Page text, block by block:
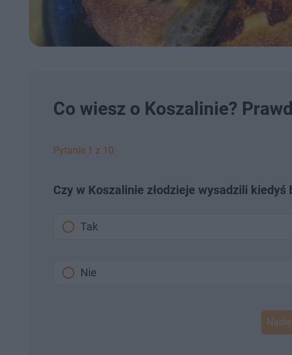
Co wiesz o Koszalinie?
Pytanie 1 z 10
Czy w Koszalinie złodzieje wysadzili kiedyś
Tak
Nie